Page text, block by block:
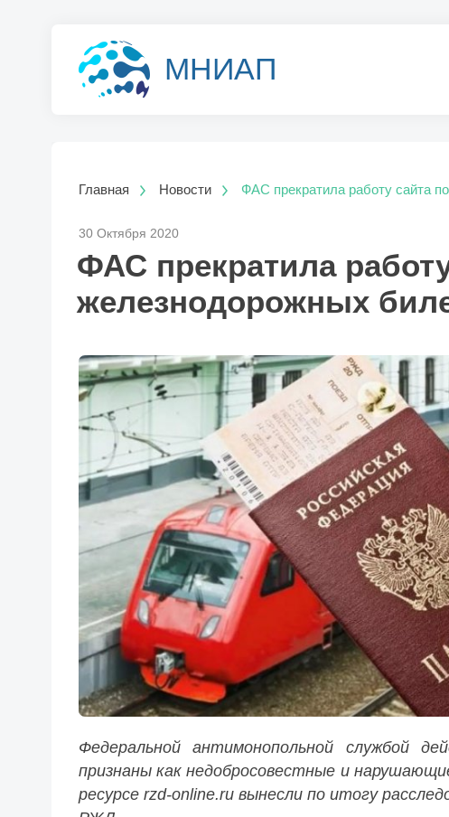
МНИАП
Главная Новости ФАС прекратила работу сайта
30 Октября 2020
ФАС прекратила
железнодорожных
Федеральной антимонопольной службой
признаны как недобросовестные и
ресурсе rzd-online.ru вынесли по итогу